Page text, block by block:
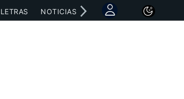
LETRAS NOTICIAS